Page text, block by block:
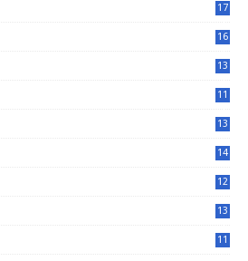
17
16
13
11
13
14
12
13
11